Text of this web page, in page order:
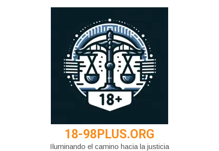
18-98PLUS.ORG
Iluminando el camino hacia la justicia